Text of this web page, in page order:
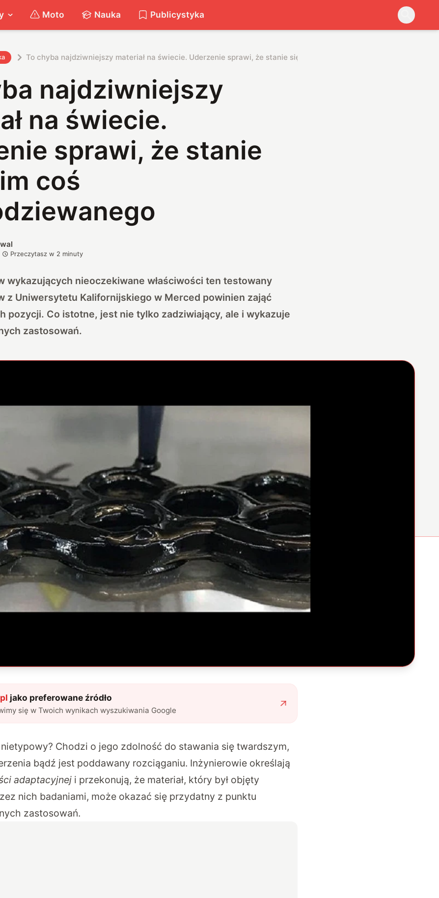
Moto Nauka Publicystyka
To chyba najdziwniejszy materiał na świecie. Uderzenie sprawi, że stanie się z nim coś niespodziewanego
najdziwniejszy
na świecie.
sprawi, że stanie
coś
Przeczytasz w 2 minuty
wykazujących nieoczekiwane właściwości ten testowany
z Uniwersytetu Kalifornijskiego w Merced powinien zająć
pozycji. Co istotne, jest nie tylko zadziwiający, ale i wykazuje
zastosowań.
jako preferowane źródło
się w Twoich wynikach wyszukiwania Google
Chodzi o jego zdolność do stawania się twardszym,
bądź jest poddawany rozciąganiu. Inżynierowie określają
adaptacyjnej i przekonują, że materiał, który był objęty
nich badaniami, może okazać się przydatny z punktu
zastosowań.